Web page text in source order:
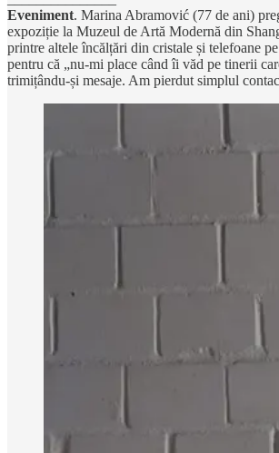
Eveniment. Marina Abramović (77 de ani)
expoziție la Muzeul de Artă Modernă din
printre altele încălțări din cristale și telefoane
pentru că „nu-mi place când îi văd pe tinerii
trimițându-și mesaje. Am pierdut simplul